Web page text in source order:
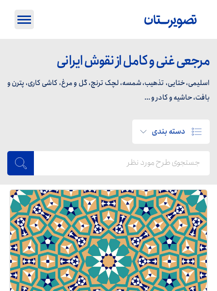
مرجعی غنی و کامل از نقوش ایرانی
اسلیمی، ختایی، تذهیب، شمسه، لچک ترنج، گل و مرغ، کاشی کاری، پترن و
بافت، حاشیه و کادر و ...
دسته بندی